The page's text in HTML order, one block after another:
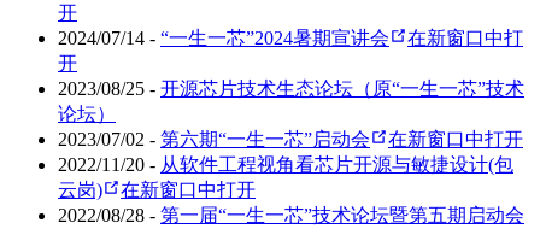
开
2024/07/14 - “一生一芯”2024暑期宣讲会
在新窗口中打
开
2023/08/25 - 开源芯片技术生态论坛（原“一生一芯”技术
论坛）
2023/07/02 - 第六期“一生一芯”启动会
在新窗口中打开
2022/11/20 - 从软件工程视角看芯片开源与敏捷设计(包
云岗)
在新窗口中打开
2022/08/28 - 第一届“一生一芯”技术论坛暨第五期启动会